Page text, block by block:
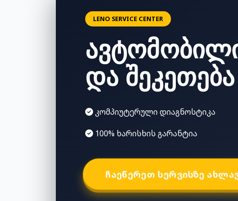
LENO SERVICE CENTER
და შეკეთება
კომპიუტერული დიაგნოსტიკა
100% ხარისხის გარანტია
ᲩᲐᲔᲬᲔᲠᲔᲗ ᲡᲔᲠᲕᲘᲡᲖᲔ